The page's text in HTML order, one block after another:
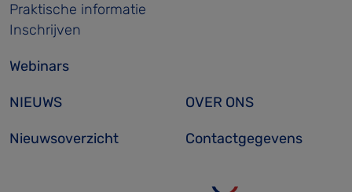
Praktische informatie
Inschrijven
Webinars
NIEUWS
Nieuwsoverzicht
OVER ONS
Contactgegevens